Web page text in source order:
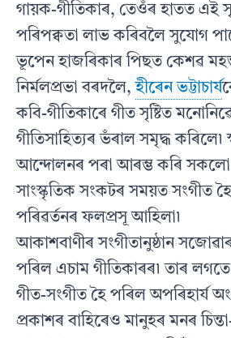
গায়ক-গীতিকাৰ, তেওঁৰ হাতত এই
পৰিপক্বতা লাভ কৰিবলৈ সুযোগ
ভূপেন হাজৰিকাৰ পিছত কেশৱ
নিৰ্মলপ্ৰভা বৰদলৈ,হীৰেন ভট্টাচাৰ্য
কবি-গীতিকাৰে গীত সৃষ্টিত
গীতিসাহিত্যৰ ভঁৰাল সমৃদ্ধ কৰিলে৷
আন্দোলনৰ পৰা আৰম্ভ কৰি সকলো
সাংস্কৃতিক সংকটৰ সময়ত সংগীত
পৰিৱৰ্তনৰ ফলপ্ৰসূ আহিলা৷
আকাশবাণীৰ সংগীতানুষ্ঠান
পৰিল এচাম গীতিকাৰৰ৷ তাৰ লগতে
গীত-সংগীত হৈ পৰিল অপৰিহাৰ্য
প্ৰকাশৰ বাহিৰেও মানুহৰ মনৰ